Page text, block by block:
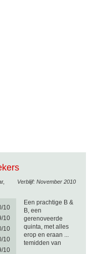
Verblijf: November 2010
/10
10
10
10
10
Een prachtige B &
B, een
gerenoveerde
quinta, met alles
erop en eraan ...
temidden van